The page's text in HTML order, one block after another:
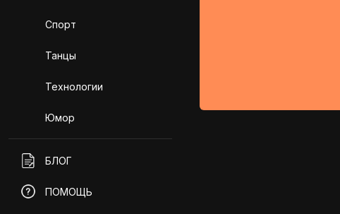
Спорт
Танцы
Технологии
Юмор
БЛОГ
ПОМОЩЬ